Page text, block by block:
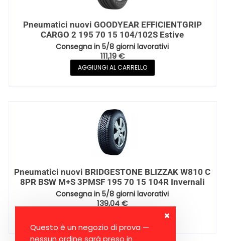
Questo è un negozio di prova —
nessun ordine sarà preso in
Pneumatici nuovi GOODYEAR EFFICIENTGRIP
CARGO 2 195 70 15 104/102S Estive
Consegna in 5/8 giorni lavorativi
111,19€
AGGIUNGI AL CARRELLO
Pneumatici nuovi BRIDGESTONE BLIZZAK W810 C
8PR BSW M+S 3PMSF 195 70 15 104R Invernali
Consegna in 5/8 giorni lavorativi
139,04€